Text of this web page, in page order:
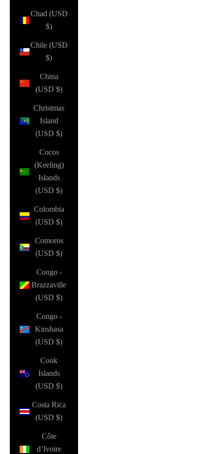
Chad (USD
$)
Chile (USD
$)
China
(USD $)
Christmas
Island
(USD $)
Cocos
(Keeling)
Islands
(USD $)
Colombia
(USD $)
Comoros
(USD $)
Congo -
Brazzaville
(USD $)
Congo -
Kinshasa
(USD $)
Cook
Islands
(USD $)
Costa Rica
(USD $)
Côte
d’Ivoire